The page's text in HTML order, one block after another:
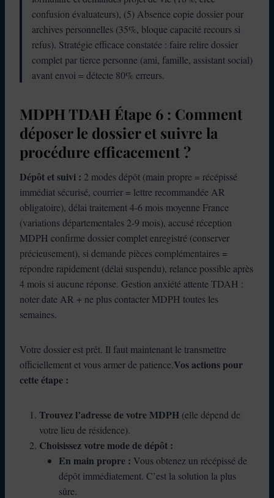
confusion évaluateurs), (5) Absence copie dossier pour
archives personnelles (35%, bloque capacité recours si
refus). Stratégie efficace constatée : faire relire dossier
complet par tierce personne (ami, famille, assistant social)
avant envoi = détecte 80% erreurs.
MDPH TDAH Étape 6 : Comment
déposer le dossier et suivre la
procédure efficacement ?
Dépôt et suivi : 2 modes dépôt (main propre = récépissé
immédiat sécurisé, courrier = lettre recommandée AR
obligatoire), délai traitement 4-6 mois moyenne France
(variations départementales 2-9 mois), accusé réception
MDPH confirme dossier complet enregistré (conserver
précieusement), si demande pièces complémentaires =
répondre rapidement (délai suspendu), relance possible après
4 mois si aucune réponse. Gestion anxiété attente TDAH :
noter date AR + ne plus contacter MDPH toutes les
semaines.
Votre dossier est prêt. Il faut maintenant le transmettre
officiellement et vous armer de patience.Vos actions pour
cette étape :
Trouvez l’adresse de votre MDPH (elle dépend de
votre lieu de résidence).
Choisissez votre mode de dépôt :
En main propre : Vous obtenez un récépissé de
dépôt immédiatement. C’est la solution la plus
sûre.